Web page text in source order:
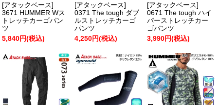
[アタックベース]
3671 HUMMER Wス
トレッチカーゴパン
ツ
5,840円(税込)
[アタックベース]
0371 The tough ダブ
ルストレッチカーゴ
パンツ
4,250円(税込)
[アタックベース]
0671 The tough ハイ
パーストレッチカー
ゴパンツ
3,990円(税込)